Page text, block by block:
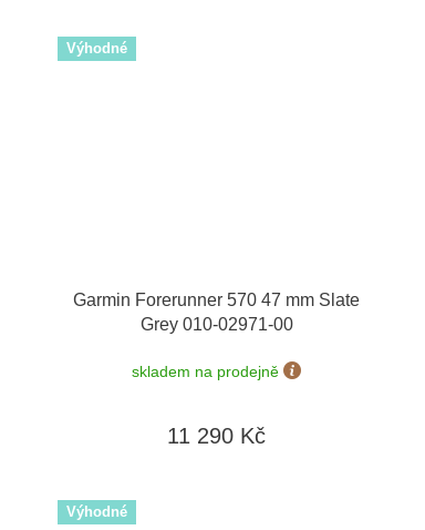
Výhodné
Garmin Forerunner 570 47 mm Slate
Grey 010-02971-00
skladem na prodejně
11 290 Kč
Výhodné